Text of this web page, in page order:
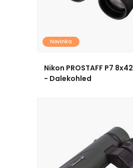
Novinka
Nikon PROSTAFF P7 8x42
- Dalekohled